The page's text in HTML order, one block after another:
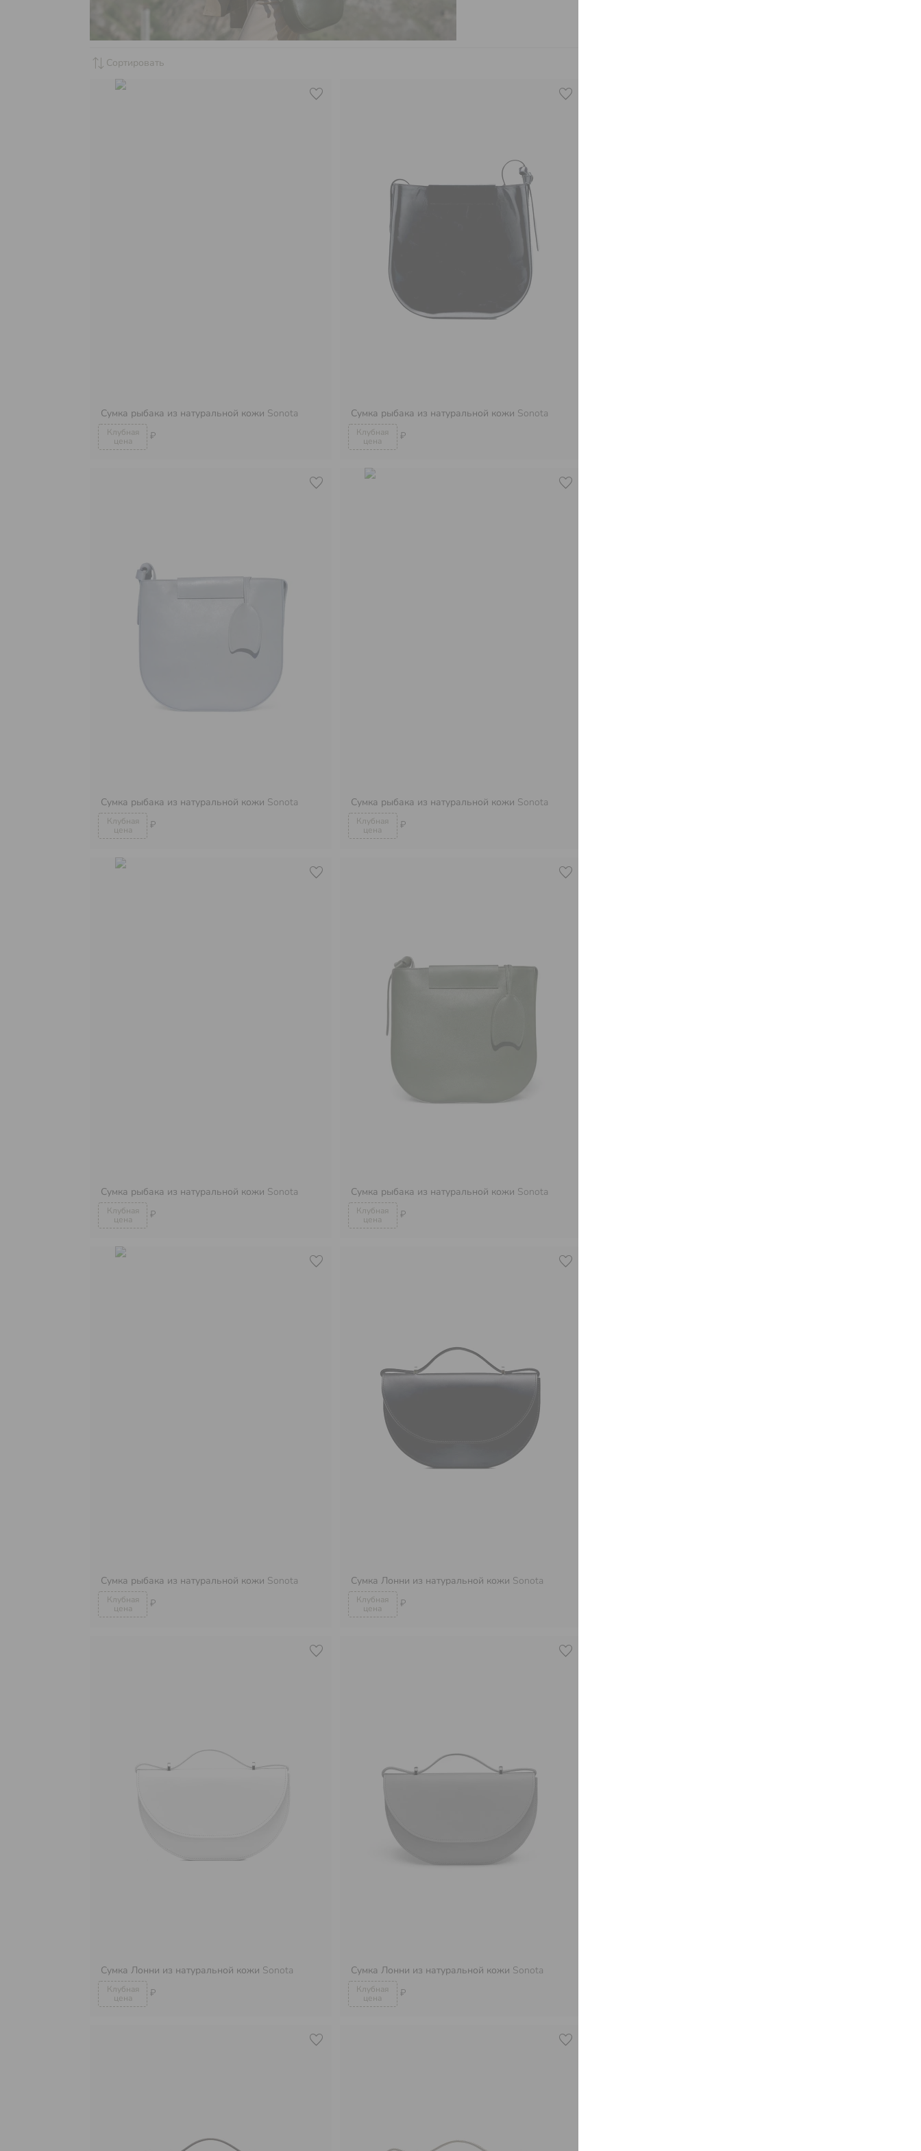
sync_alt Сортировать
₽
Сумка рыбака из натуральной кожи Sonota
₽
Сумка рыбака из натуральной кожи Sonota
₽
Сумка рыбака из натуральной кожи Sonota
₽
Сумка рыбака из натуральной кожи Sonota
₽
Сумка рыбака из натуральной кожи Sonota
₽
Сумка рыбака из натуральной кожи Sonota
₽
Сумка рыбака из натуральной кожи Sonota
₽
Сумка Лонни из натуральной кожи Sonota
₽
Сумка Лонни из натуральной кожи Sonota
₽
Сумка Лонни из натуральной кожи Sonota